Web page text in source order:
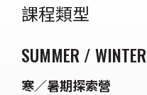
課程類型
SUMMER / WINTER
寒／暑期探索營